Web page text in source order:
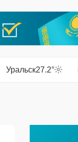
Уральск27.2°